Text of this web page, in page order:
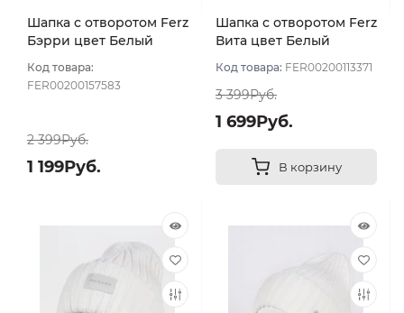
Шапка с отворотом Ferz
Бэрри цвет Белый
Код товара:
FER00200157583
2 399Руб.
1 199Руб.
Шапка с отворотом Ferz
Вита цвет Белый
Код товара: FER00200113371
3 399Руб.
1 699Руб.
В корзину